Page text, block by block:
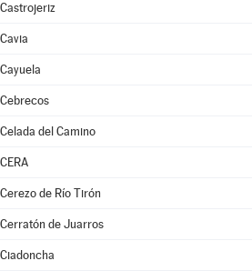
Castrojeriz
Cavia
Cayuela
Cebrecos
Celada del Camino
CERA
Cerezo de Río Tirón
Cerratón de Juarros
Ciadoncha